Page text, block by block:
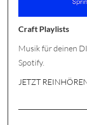
Craft Playlists
Musik für deinen
Spotify.
JETZT